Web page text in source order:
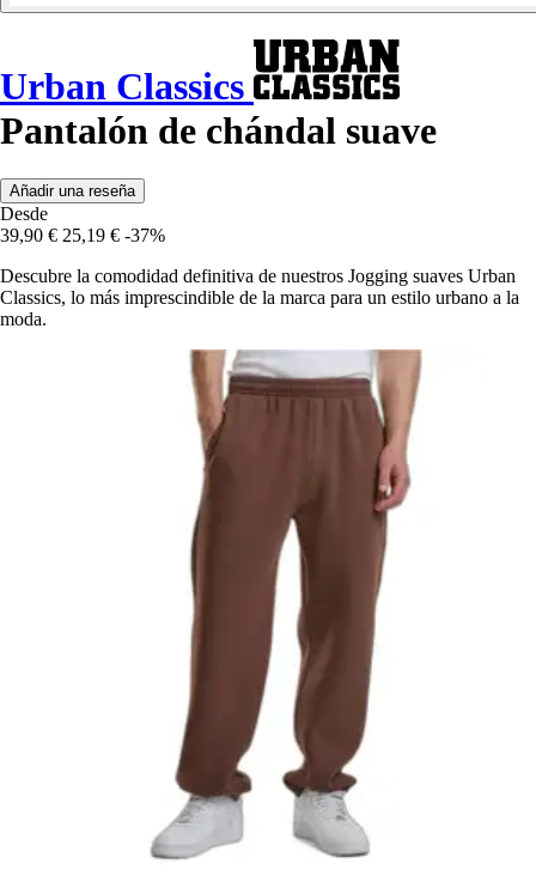
Urban Classics
Pantalón de chándal suave
Añadir una reseña
Desde
39,90 € 25,19 € -37%
Descubre la comodidad definitiva de nuestros Jogging suaves Urban
Classics, lo más imprescindible de la marca para un estilo urbano a la
moda.